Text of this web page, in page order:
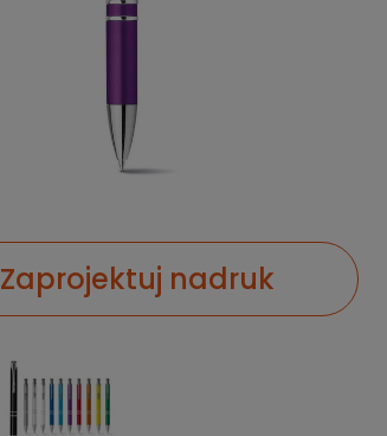
Zaprojektuj nadruk